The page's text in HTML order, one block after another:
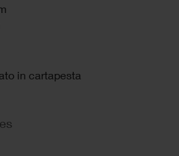
in cartapesta